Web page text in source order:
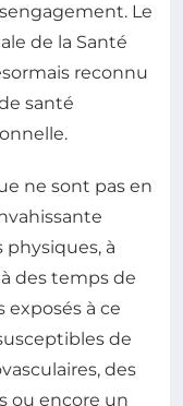
Le
de la Santé
reconnu
santé
ne sont pas en
physiques, à
des temps de
exposés à ce
de
des
ou encore un